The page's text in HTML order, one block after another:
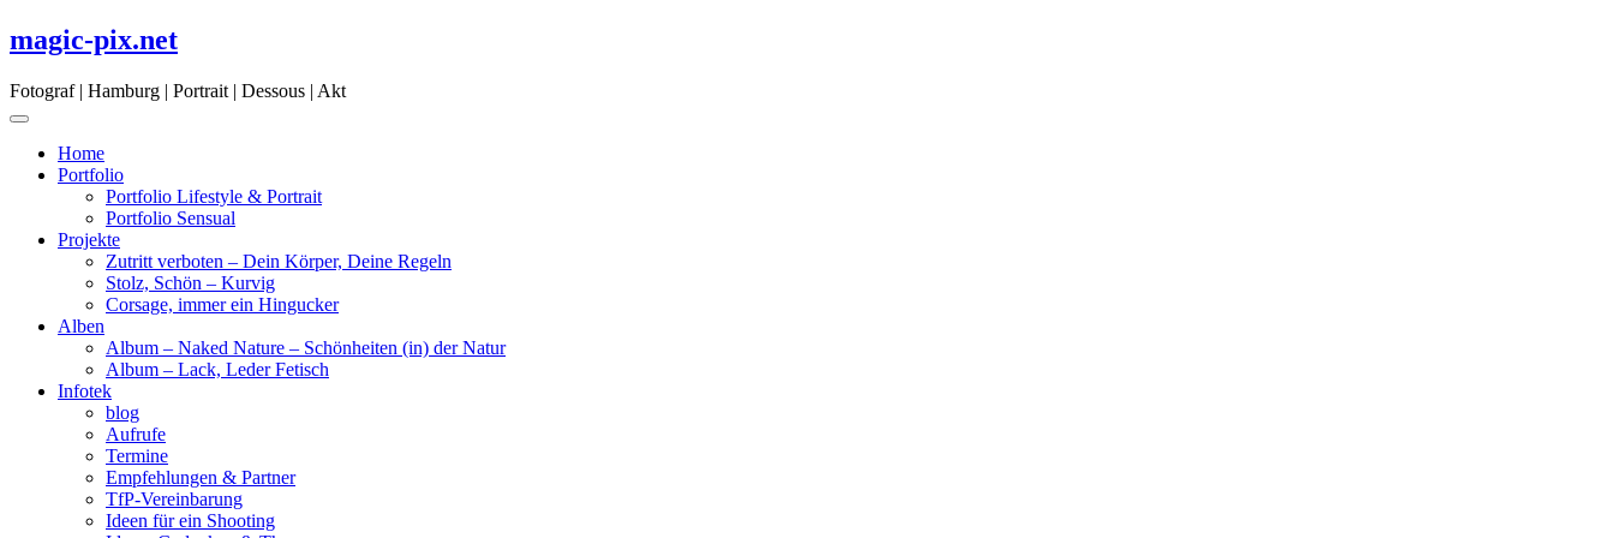
Skip
to
magic-pix.net
Fotograf | Hamburg | Portrait | Dessous | Akt
Home
Portfolio
Portfolio Lifestyle & Portrait
Portfolio Sensual
Projekte
Zutritt verboten – Dein Körper, Deine Regeln
Stolz, Schön – Kurvig
Corsage, immer ein Hingucker
Alben
Album – Naked Nature – Schönheiten (in) der Natur
Album – Lack, Leder Fetisch
Infotek
blog
Aufrufe
Termine
Empfehlungen & Partner
TfP-Vereinbarung
Ideen für ein Shooting